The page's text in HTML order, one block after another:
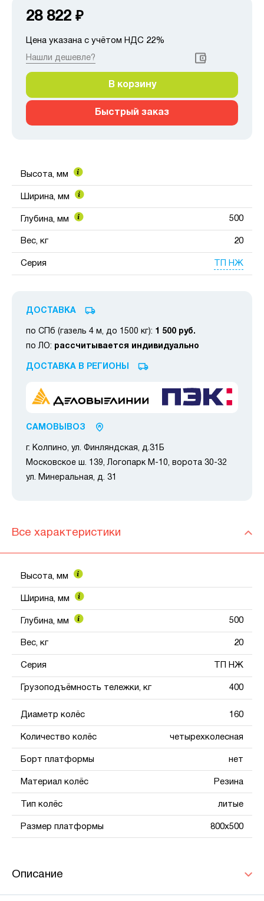
28 822 ₽
Цена указана с учётом НДС 22%
Нашли дешевле?
В корзину
Быстрый заказ
Высота, мм
Ширина, мм
Глубина, мм 500
Вес, кг 20
Серия ТП НЖ
ДОСТАВКА
по СПб (газель 4 м, до 1500 кг): 1 500 руб.
по ЛО: рассчитывается индивидуально
ДОСТАВКА В РЕГИОНЫ
САМОВЫВОЗ
г. Колпино, ул. Финляндская, д.31Б
Московское ш. 139, Логопарк М-10, ворота 30-32
ул. Минеральная, д. 31
Все характеристики
Высота, мм
Ширина, мм
Глубина, мм 500
Вес, кг 20
Серия ТП НЖ
Грузоподъёмность тележки, кг 400
Диаметр колёс 160
Количество колёс четырехколесная
Борт платформы нет
Материал колёс Резина
Тип колёс литые
Размер платформы 800x500
Описание